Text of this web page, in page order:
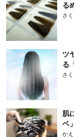
る
さ
ツ
る
さ
肌
ベ
か